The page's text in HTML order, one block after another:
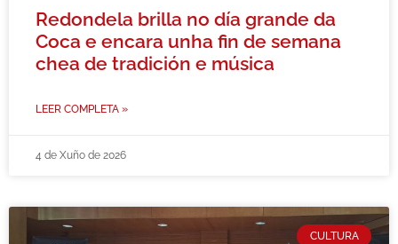
Redondela brilla no día grande da
Coca e encara unha fin de semana
chea de tradición e música
LEER COMPLETA »
4 de Xuño de 2026
CULTURA